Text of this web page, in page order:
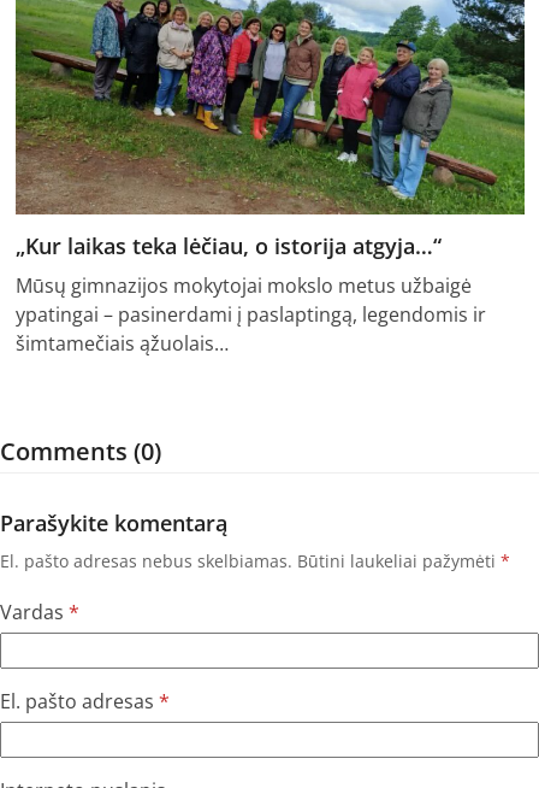
„Kur laikas teka lėčiau, o istorija atgyja…“
Mūsų gimnazijos mokytojai mokslo metus užbaigė
ypatingai – pasinerdami į paslaptingą, legendomis ir
šimtamečiais ąžuolais…
Comments (0)
Parašykite komentarą
El. pašto adresas nebus skelbiamas. Būtini laukeliai pažymėti *
Vardas *
El. pašto adresas *